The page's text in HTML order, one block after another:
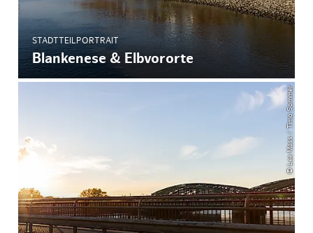
STADTTEILPORTRAIT
Blankenese & Elbvororte
© Lee Mass / Timo Sommer